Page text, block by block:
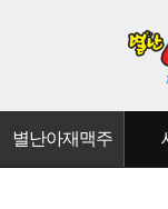
별난아재맥주